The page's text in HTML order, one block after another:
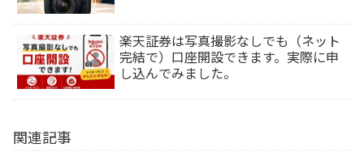
楽天証券は写真撮影なしでも（ネット
完結で）口座開設できます。実際に申
し込んでみました。
関連記事